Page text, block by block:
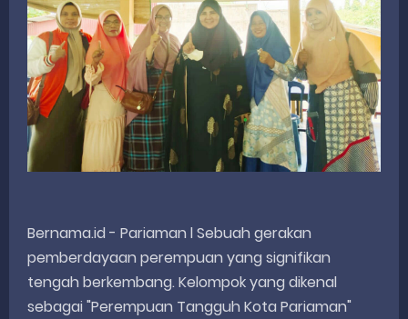
Tak Terbatas Dapil, Rahmat Saleh Dorong Penguatan Pertanian di Kabupaten Agam
Thursday, 6 August
Bernama.id - Pariaman l Sebuah gerakan
pemberdayaan perempuan yang signifikan
tengah berkembang. Kelompok yang dikenal
sebagai "Perempuan Tangguh Kota Pariaman"